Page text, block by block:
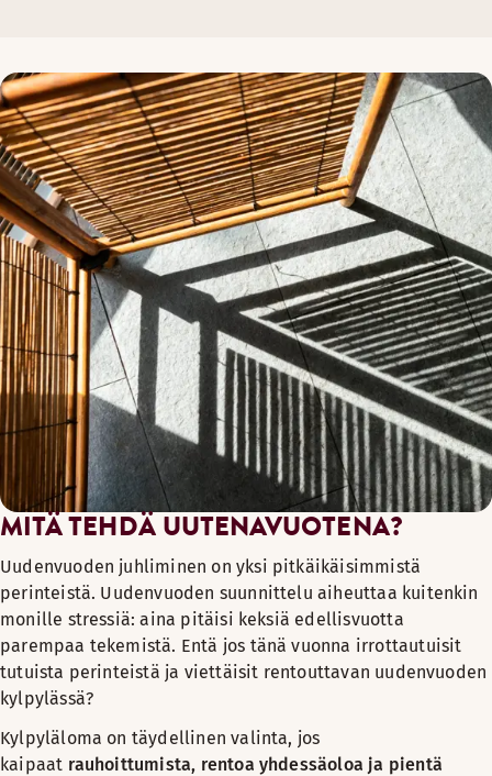
MITÄ TEHDÄ UUTENAVUOTENA?
Uudenvuoden juhliminen on yksi pitkäikäisimmistä
perinteistä. Uudenvuoden suunnittelu aiheuttaa kuitenkin
monille stressiä: aina pitäisi keksiä edellisvuotta
parempaa tekemistä. Entä jos tänä vuonna irrottautuisit
tutuista perinteistä ja viettäisit rentouttavan uudenvuoden
kylpylässä?
Kylpyläloma on täydellinen valinta, jos
kaipaat rauhoittumista, rentoa yhdessäoloa ja pientä